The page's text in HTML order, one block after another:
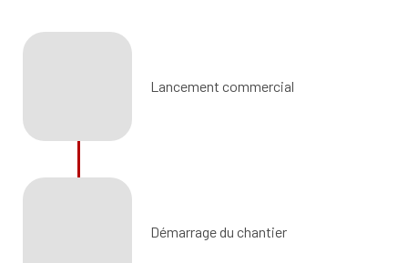
Lancement commercial
Démarrage du chantier